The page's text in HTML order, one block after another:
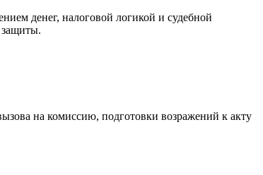
денег, налоговой логикой и судебной
на комиссию, подготовки возражений к акту